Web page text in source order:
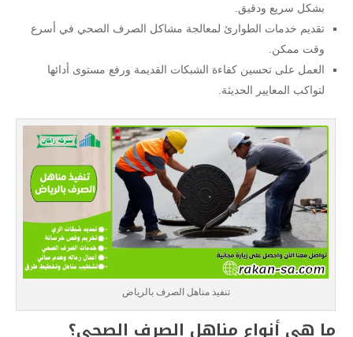
بشكل سريع ودقيق.
تقديم خدمات الطوارئ لمعالجة مشاكل الصرف الصحي في أسرع
وقت ممكن.
العمل على تحسين كفاءة الشبكات القديمة ورفع مستوى أدائها
لتواكب المعايير الحديثة.
تنفيذ مناهل الصرف بالرياض
ما هي أنواع مناهل الصرف الصحي؟